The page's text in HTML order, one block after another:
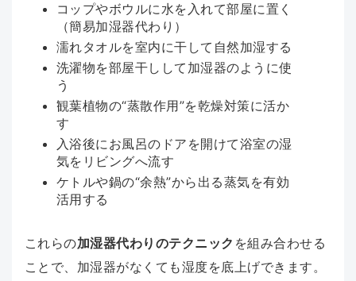
コップやボウルに水を入れて部屋に置く
（簡易加湿器代わり）
濡れタオルを室内に干して自然加湿する
洗濯物を部屋干しして加湿器のように使
う
観葉植物の“蒸散作用”を乾燥対策に活か
す
入浴後にお風呂のドアを開けて浴室の湿
気をリビングへ流す
ケトルや鍋の“余熱”から出る蒸気を有効
活用する
これらの加湿器代わりのテクニック を組み合わせる
ことで、加湿器がなくても湿度を底上げできます。